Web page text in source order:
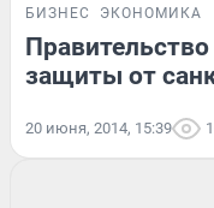
БИЗНЕС ЭКОНОМИКА
защиты от
20 июня, 2014, 15:39